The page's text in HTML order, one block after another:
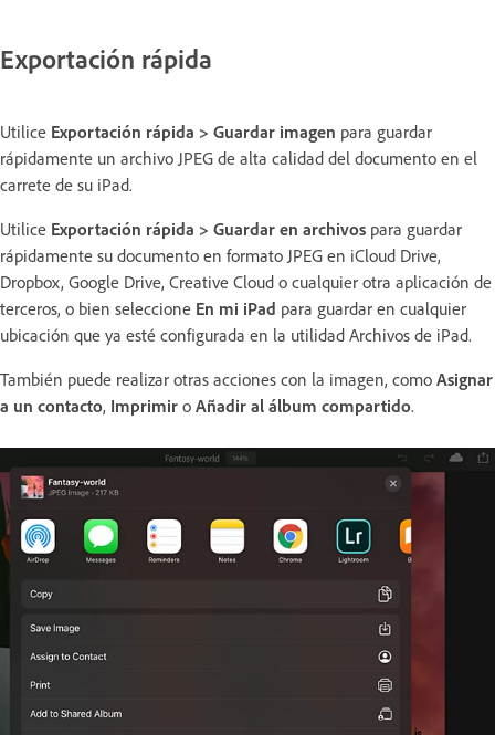
Exportación rápida
Utilice Exportación rápida > Guardar imagen para guardar
rápidamente un archivo JPEG de alta calidad del documento en el
carrete de su iPad.
Utilice Exportación rápida > Guardar en archivos para guardar
rápidamente su documento en formato JPEG en iCloud Drive,
Dropbox, Google Drive, Creative Cloud o cualquier otra aplicación de
terceros, o bien seleccione En mi iPad para guardar en cualquier
ubicación que ya esté configurada en la utilidad Archivos de iPad.
También puede realizar otras acciones con la imagen, como Asignar
a un contacto, Imprimir o Añadir al álbum compartido.